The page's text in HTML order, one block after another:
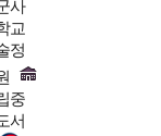
사
교
정
중
서